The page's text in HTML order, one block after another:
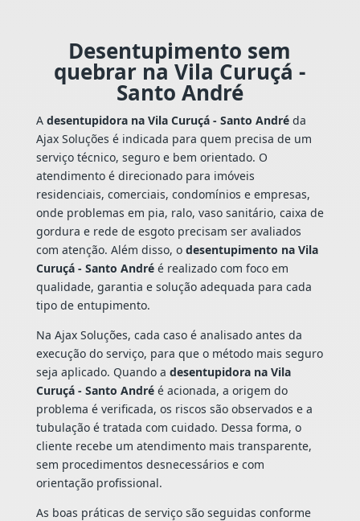
Desentupimento sem
quebrar na Vila Curuçá -
Santo André
A desentupidora na Vila Curuçá - Santo Andréda
Ajax Soluções é indicada para quem precisa de um
serviço técnico, seguro e bem orientado. O
atendimento é direcionado para imóveis
residenciais, comerciais, condomínios e empresas,
onde problemas em pia, ralo, vaso sanitário, caixa de
gordura e rede de esgoto precisam ser avaliados
com atenção. Além disso, o desentupimento na Vila
Curuçá - Santo Andréé realizado com foco em
qualidade, garantia e solução adequada para cada
tipo de entupimento.
Na Ajax Soluções, cada caso é analisado antes da
execução do serviço, para que o método mais seguro
seja aplicado. Quando a desentupidora na Vila
Curuçá - Santo Andréé acionada, a origem do
problema é verificada, os riscos são observados e a
tubulação é tratada com cuidado. Dessa forma, o
cliente recebe um atendimento mais transparente,
sem procedimentos desnecessários e com
orientação profissional.
As boas práticas de serviço são seguidas conforme